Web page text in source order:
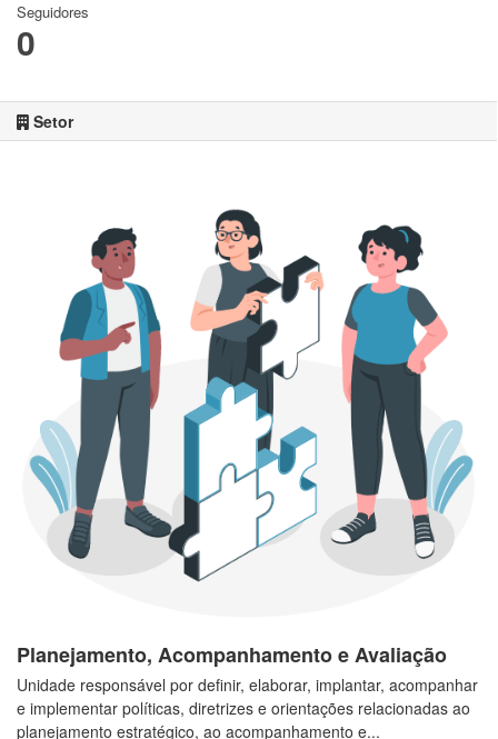
Seguidores
0
Setor
Planejamento, Acompanhamento e Avaliação
Unidade responsável por definir, elaborar, implantar, acompanhar
e implementar políticas, diretrizes e orientações relacionadas ao
planejamento estratégico, ao acompanhamento e...